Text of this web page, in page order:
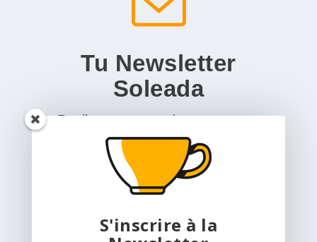
Tu Newsletter
Soleada
Recibe nuestra revista por correo
electrónico, con una selección de los
mejores artículos, para redescubrir
Latinoamérica.
S'inscrire à la